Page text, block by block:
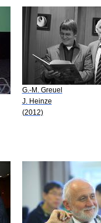
G.-M. Greuel
J. Heinze
(2012)